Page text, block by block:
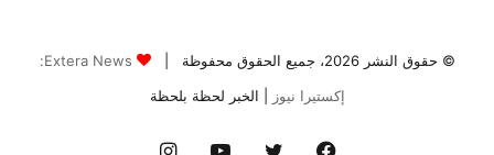
© حقوق النشر 2026، جميع الحقوق محفوظة |
Extera News:
إكستيرا نيوز
| الخبر لحظة بلحظة
فيسبوك تويتر يوتيوب